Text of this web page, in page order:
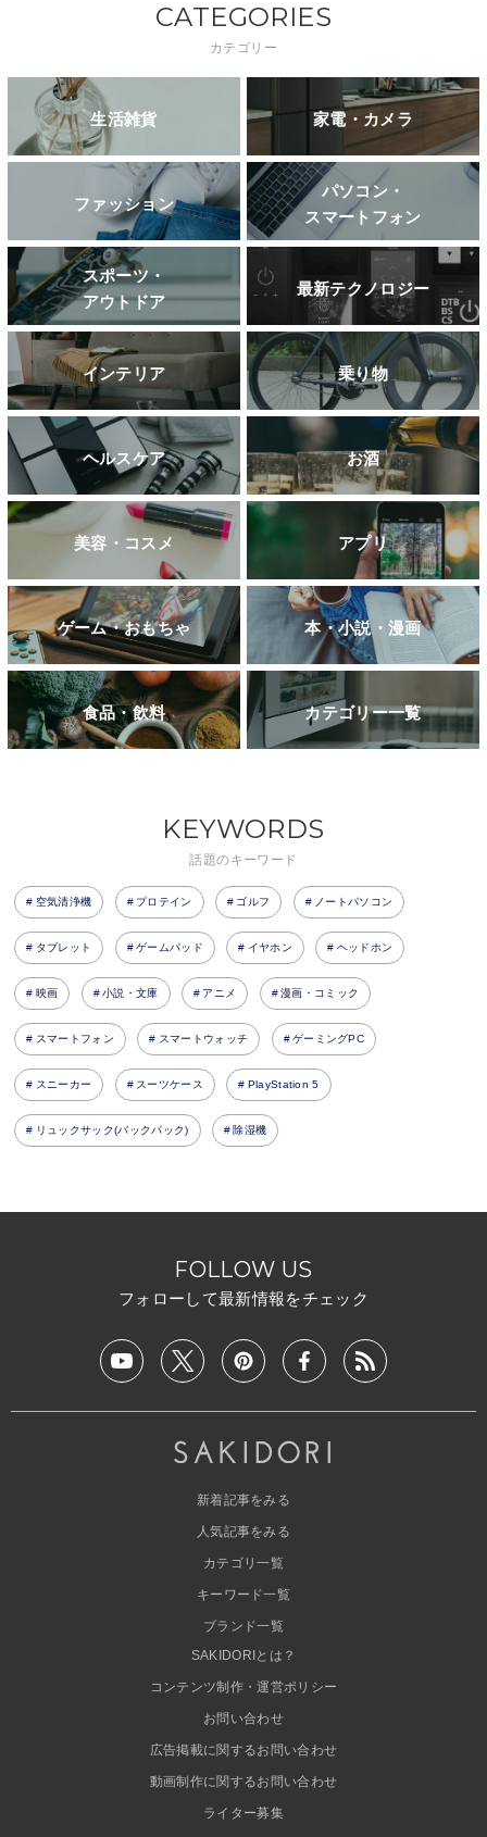
CATEGORIES
カテゴリー
生活雑貨 家電・カメラ
ファッション
パソコン・
スマートフォン
スポーツ・
アウトドア
最新テクノロジー
インテリア 乗り物
ヘルスケア お酒
美容・コスメ アプリ
ゲーム・おもちゃ 本・小説・漫画
食品・飲料 カテゴリー一覧
KEYWORDS
話題のキーワード
空気清浄機 プロテイン ゴルフ ノートパソコン
タブレット ゲームパッド イヤホン ヘッドホン
映画 小説・文庫 アニメ 漫画・コミック
スマートフォン スマートウォッチ ゲーミングPC
スニーカー スーツケース PlayStation 5
リュックサック(バックパック) 除湿機
FOLLOW US
フォローして最新情報をチェック
新着記事をみる
人気記事をみる
カテゴリ一覧
キーワード一覧
ブランド一覧
SAKIDORIとは？
コンテンツ制作・運営ポリシー
お問い合わせ
広告掲載に関するお問い合わせ
動画制作に関するお問い合わせ
ライター募集